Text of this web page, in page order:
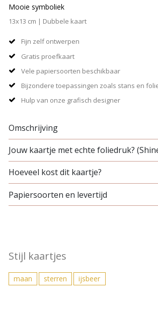
Mooie symboliek
13x13 cm | Dubbele kaart
Fijn zelf ontwerpen
Gratis proefkaart
Vele papiersoorten beschikbaar
Bijzondere toepassingen zoals stans en
Hulp van onze grafisch designer
Omschrijving
Jouw kaartje met echte foliedruk?
Hoeveel kost dit kaartje?
Papiersoorten en levertijd
Stijl kaartjes
maan sterren ijsbeer